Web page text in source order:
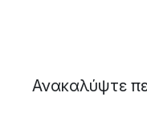
Ανακαλύψτε